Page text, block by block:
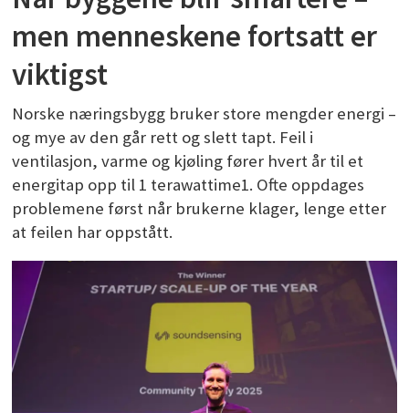
men menneskene fortsatt er
viktigst
Norske næringsbygg bruker store mengder energi –
og mye av den går rett og slett tapt. Feil i
ventilasjon, varme og kjøling fører hvert år til et
energitap opp til 1 terawattime1. Ofte oppdages
problemene først når brukerne klager, lenge etter
at feilen har oppstått.